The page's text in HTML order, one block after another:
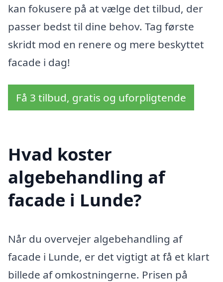
kan fokusere på at vælge det tilbud, der
passer bedst til dine behov. Tag første
skridt mod en renere og mere beskyttet
facade i dag!
Få 3 tilbud, gratis og uforpligtende
Hvad koster
algebehandling af
facade i Lunde?
Når du overvejer algebehandling af
facade i Lunde, er det vigtigt at få et klart
billede af omkostningerne. Prisen på